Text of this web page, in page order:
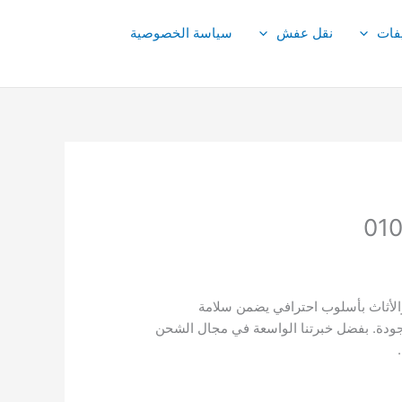
نقل عفش سياسة الخصوصية
بأسلوب احترافي يضمن سلامة
بفضل خبرتنا الواسعة في مجال الشحن